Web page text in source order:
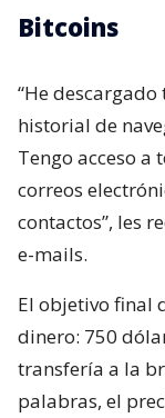
Bitcoins
“He
historial de
Tengo acceso a
correos
contactos”, les
e-mails.
El objetivo final
dinero: 750
transfería a la
palabras, el